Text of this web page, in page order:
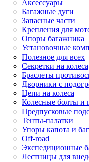
Аксессуары
Багажные дуги
Запасные части
Крепления для
Опоры багажника
Установочные
Полезное для всех
Секретки на колеса
Браслеты
Дворники с
Цепи на колеса
Колесные болты и
Предпусковые
Тенты-палатки
Упоры капота и
Off-road
Экспедиционные
Лестницы для